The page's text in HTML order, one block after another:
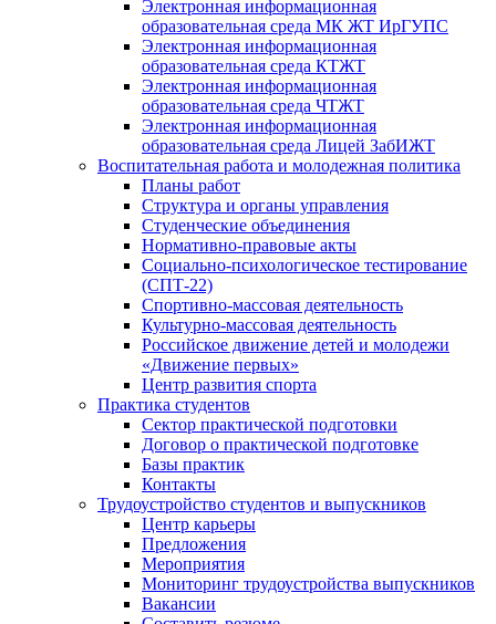
Электронная информационная
образовательная среда МК ЖТ ИрГУПС
Электронная информационная
образовательная среда КТЖТ
Электронная информационная
образовательная среда ЧТЖТ
Электронная информационная
образовательная среда Лицей ЗабИЖТ
Воспитательная работа и молодежная политика
Планы работ
Структура и органы управления
Студенческие объединения
Нормативно-правовые акты
Социально-психологическое тестирование
(СПТ-22)
Спортивно-массовая деятельность
Культурно-массовая деятельность
Российское движение детей и молодежи
«Движение первых»
Центр развития спорта
Практика студентов
Сектор практической подготовки
Договор о практической подготовке
Базы практик
Контакты
Трудоустройство студентов и выпускников
Центр карьеры
Предложения
Мероприятия
Мониторинг трудоустройства выпускников
Вакансии